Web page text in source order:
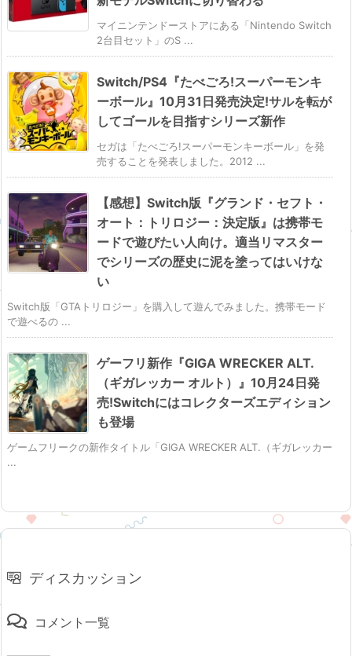
マイニンテンドーストアにある「Nintendo Switch
2台目セット」のS ...
Switch/PS4『たべごろ!スーパーモンキ
ーボール』10月31日発売決定!サルを転が
してゴールを目指すシリーズ新作
セガは「たべごろ!スーパーモンキーボール」を発
売することを発表しました。2012 ...
【感想】Switch版『グランド・セフト・
オート：トリロジー：決定版』は携帯モ
ードで遊びたい人向け。適当リマスター
でシリーズの歴史に泥を塗ってはいけな
い
Switch版「GTAトリロジー」を購入して遊んでみました。携帯モード
で遊べるの ...
ゲーフリ新作『GIGA WRECKER ALT.
（ギガレッカー オルト）』10月24日発
売!Switchにはコレクターズエディション
も登場
ゲームフリークの新作タイトル「GIGA WRECKER ALT.（ギガレッカー
...
ディスカッション
コメント一覧